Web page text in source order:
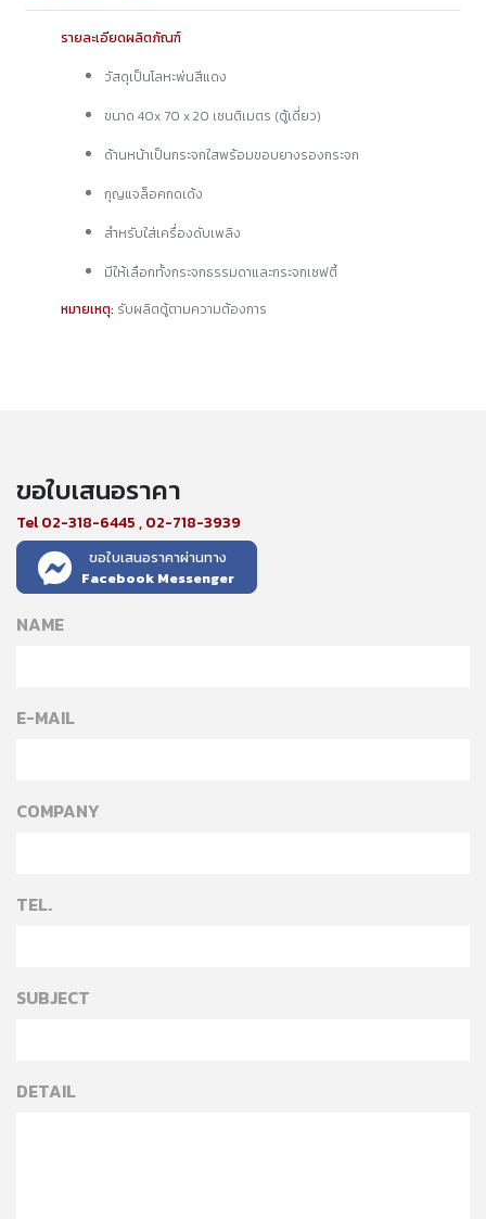
รายละเอียดผลิตภัณฑ์
วัสดุเป็นโลหะพ่นสีแดง
ขนาด 40x 70 x 20 เซนติเมตร (ตู้เดี่ยว)
ด้านหน้าเป็นกระจกใสพร้อมขอบยางรองกระจก
กุญแจล็อคกดเด้ง
สำหรับใส่เครื่องดับเพลิง
มีให้เลือกทั้งกระจกธรรมดาและกระจกเซฟตี้
หมายเหตุ: รับผลิตตู้ตามความต้องการ
ขอใบเสนอราคา
Tel 02-318-6445 , 02-718-3939
ขอใบเสนอราคาผ่านทาง
Facebook Messenger
NAME
E-MAIL
COMPANY
TEL.
SUBJECT
DETAIL